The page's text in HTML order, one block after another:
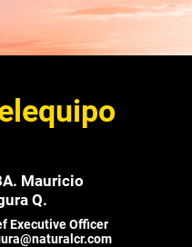
Mauricio
Q.
Executive Officer